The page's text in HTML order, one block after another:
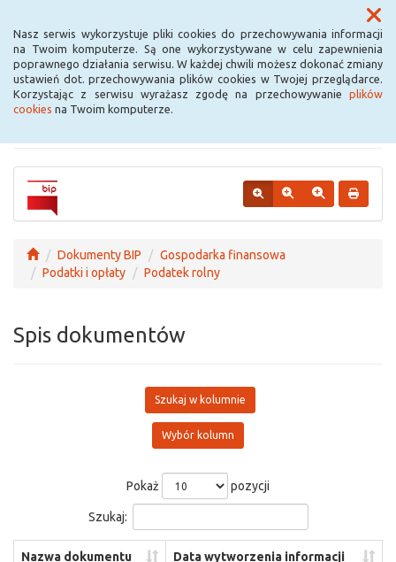
Nasz serwis wykorzystuje pliki cookies do przechowywania informacji
na Twoim komputerze. Są one wykorzystywane w celu zapewnienia
poprawnego działania serwisu. W każdej chwili możesz dokonać zmiany
ustawień dot. przechowywania plików cookies w Twojej przeglądarce.
Korzystając z serwisu wyrażasz zgodę na przechowywanie plików
cookies na Twoim komputerze.
Menu
Urząd Miejski w
Krośniewicach
Dokumenty BIP
Gospodarka finansowa
Podatki i opłaty
Podatek rolny
Spis dokumentów
Szukaj w kolumnie
Wybór kolumn
Pokaż pozycji
Szukaj:
Nazwa dokumentu Data wytworzenia informacji